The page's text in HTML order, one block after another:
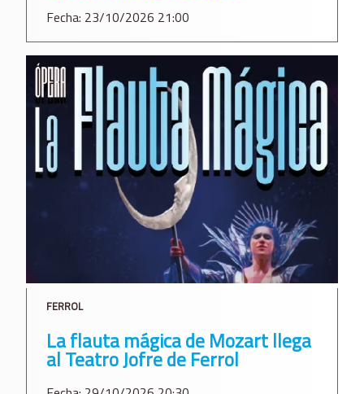
Fecha: 23/10/2026 21:00
FERROL
La flauta mágica de Mozart llega
al Teatro Jofre de Ferrol